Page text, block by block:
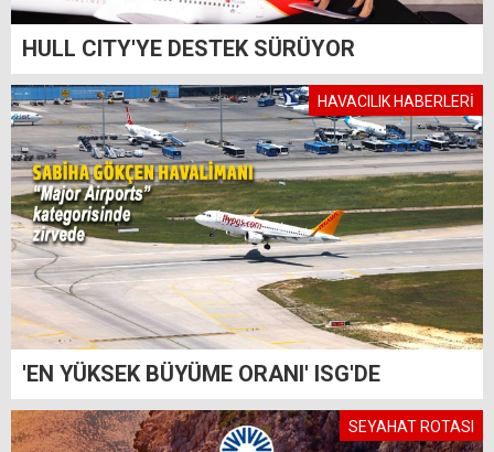
HULL CITY'YE DESTEK SÜRÜYOR
HAVACILIK HABERLERİ
'EN YÜKSEK BÜYÜME ORANI' ISG'DE
SEYAHAT ROTASI